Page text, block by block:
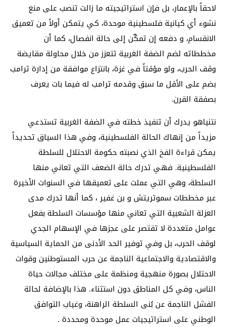
لاحقاً بالإعمار، بل فإن استراتيجيته ما زالت تنصب على منع
نشوء أي كيانية فلسطينية موحدة، كي يتمكن أولاً من تعميق
الانقسام، و دفعه إن تمكّن إلى حالة انفصال، كما أن
مخططاته لضم الضفة الغربية تتعزز من خلال محاولة مقايضة
وقف الحرب، ولو مؤقتاً في غزة، بانتزاع موافقة من إدارة ترامب
بضم على الأقل ما سبق وقدمه ترامب له فيما بات يعرف
بصفقة القرن.
نتنياهو يدرك أن تنفيذ خطته في الضفة الغربية تستدعي
مزيداً من إنهاك الحالة الفلسطينية، وفي هذا السياق تحديداً
يمكن قراءة الفخ الذي نصبته حكومة الاحتلال للسلطة
الفلسطينية. فهي تدرك حالة الضعف التي تعاني منها
السلطة، وهي التي عملت على تعميقها في السنوات الأخيرة
عبر مخططات سموتريتش و بن غفير ، كما أنها تدرك مدى
العزلة الشعبية التي تعاني منها مؤسسات السلطة بفعل
عوامل متعددة لا تقتصر على عجزها في الإسهام الجدي
لوقف الحرب، بل وفي توفير الحد الأدنى من الحماية السياسية
والاقتصادية والاجتماعية الناجمة عن حرب المستوطنين وقوات
الاحتلال بصورة منهجية ومنظمة على مختلف مجالات حياة
الناس، وفي كل المناطق دون استثناء. هذا بالإضافة لحالة
الفشل الناجمة عن بُنى السلطة الراهنة، وغياب التوافق
الوطني على استراتيجيات عمل موحدة ومحددة .